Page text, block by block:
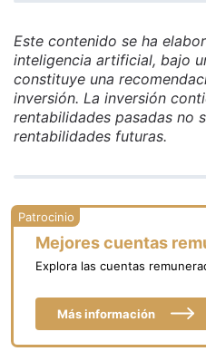
Este contenido se ha
inteligencia artificial, bajo
constituye una
inversión. La inversión
rentabilidades pasadas no
rentabilidades futuras.
Mejores cuentas
Explora las cuentas
Más información